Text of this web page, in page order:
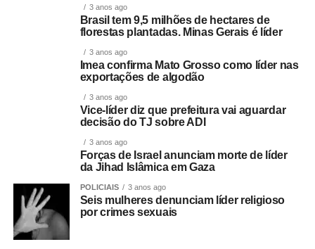
3 anos ago
Brasil tem 9,5 milhões de hectares de
florestas plantadas. Minas Gerais é líder
3 anos ago
Imea confirma Mato Grosso como líder nas
exportações de algodão
3 anos ago
Vice-líder diz que prefeitura vai aguardar
decisão do TJ sobre ADI
3 anos ago
Forças de Israel anunciam morte de líder
da Jihad Islâmica em Gaza
POLICIAIS 3 anos ago
Seis mulheres denunciam líder religioso
por crimes sexuais